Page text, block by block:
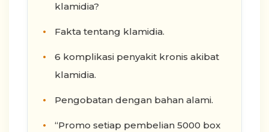
klamidia?
Fakta tentang klamidia.
6 komplikasi penyakit kronis akibat
klamidia.
Pengobatan dengan bahan alami.
“Promo setiap pembelian 5000 box